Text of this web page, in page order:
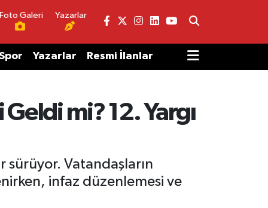
Foto Galeri Yazarlar
Yazarlar Resmi İlanlar
mi? 12. Yargı
sürüyor. Vatandaşların
infaz düzenlemesi ve